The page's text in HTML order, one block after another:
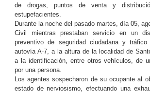
de drogas, puntos de venta y
estupefacientes.
Durante la noche del pasado martes, día 05,
Civil mientras prestaban servicio en un
preventivo de seguridad ciudadana y
autovía A-7, a la altura de la localidad de
a la identificación, entre otros vehículos, de
por una persona.
Los agentes sospecharon de su ocupante al
estado de nerviosismo, efectuando una